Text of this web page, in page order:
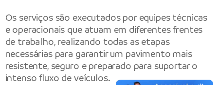
Os serviços são executados por equipes técnicas
e operacionais que atuam em diferentes frentes
de trabalho, realizando todas as etapas
necessárias para garantir um pavimento mais
resistente, seguro e preparado para suportar o
intenso fluxo de veículos.